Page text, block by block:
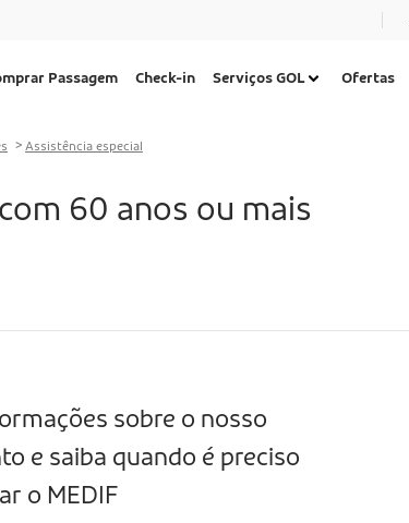
Passagem Check-in Serviços GOL Ofertas
Assistência especial
60 anos ou mais
sobre o nosso
e saiba quando é preciso
o MEDIF